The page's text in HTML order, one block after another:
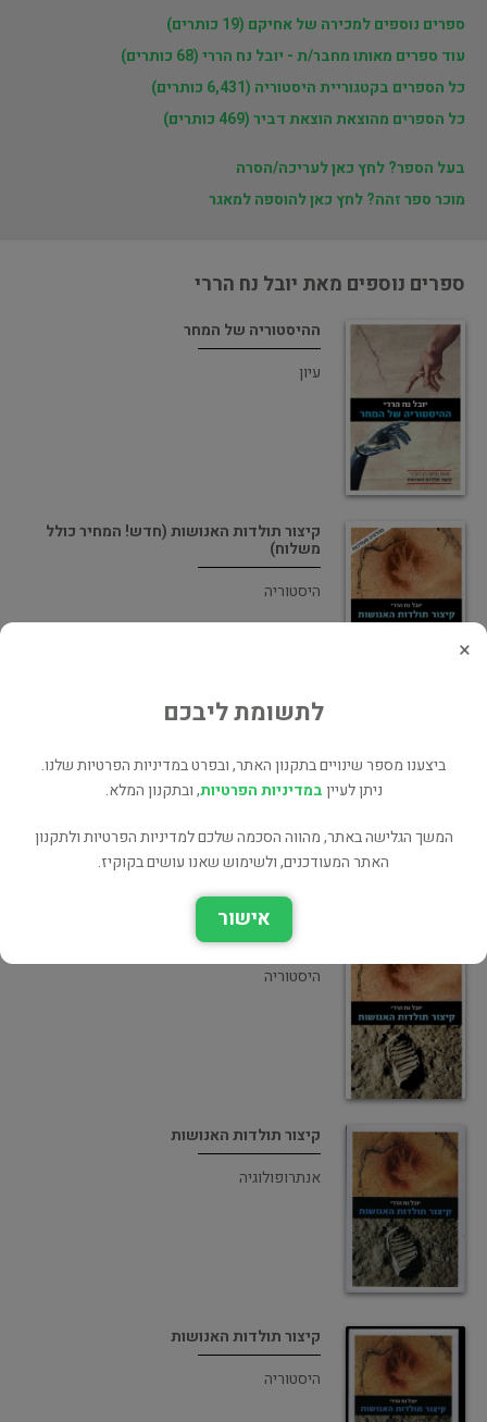
ספרים נוספים למכירה של אחיקם (19 כותרים)
עוד ספרים מאותו מחבר/ת - יובל נח הררי (68 כותרים)
כל הספרים בקטגוריית היסטוריה (6,431 כותרים)
כל הספרים מהוצאת הוצאת דביר (469 כותרים)
בעל הספר? לחץ כאן לעריכה/הסרה
מוכר ספר זהה? לחץ כאן להוספה למאגר
ספרים נוספים מאת יובל נח הררי
ההיסטוריה של המחר
עיון
קיצור תולדות האנושות (חדש! המחיר כולל
משלוח)
היסטוריה
היסטוריה
קיצור תולדות האנושות
היסטוריה
קיצור תולדות האנושות
אנתרופולוגיה
קיצור תולדות האנושות
היסטוריה
×
לתשומת ליבכם
ביצענו מספר שינויים בתקנון האתר, ובפרט במדיניות הפרטיות שלנו.
ניתן לעייןבמדיניות הפרטיות, ובתקנון המלא.
המשך הגלישה באתר, מהווה הסכמה שלכם למדיניות הפרטיות ולתקנון
האתר המעודכנים, ולשימוש שאנו עושים בקוקיז.
אישור